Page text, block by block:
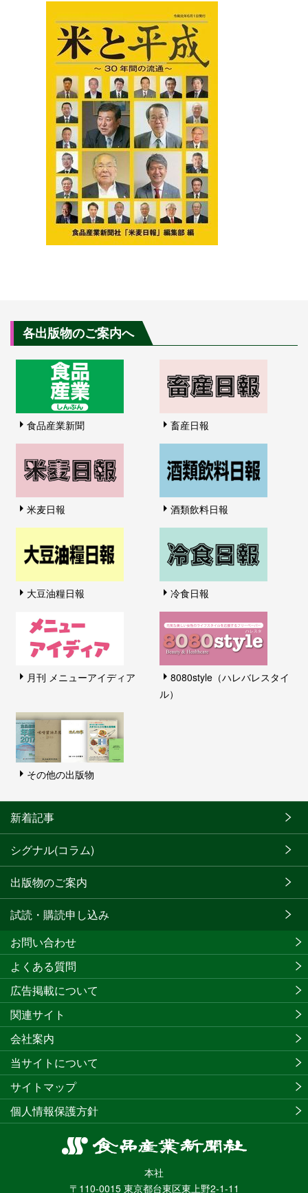
各出版物のご案内へ
食品産業新聞 畜産日報
米麦日報 酒類飲料日報
大豆油糧日報 冷食日報
月刊 メニューアイディア
8080style（ハレバレスタイ
ル）
その他の出版物
新着記事
シグナル(コラム)
出版物のご案内
試読・購読申し込み
食
産
本社
〒110-0015 東京都台東区東上野2-1-11
お問い合わせ
よくある質問
広告掲載について
関連サイト
会社案内
当サイトについて
サイトマップ
個人情報保護方針